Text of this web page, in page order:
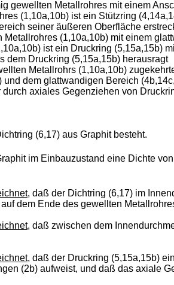
gewellten Metallrohres mit einem
(1,10a,10b) ist ein Stützring
seiner äußeren Oberfläche
(1,10a,10b) mit einem
ist ein Druckring (5,15a,15b)
dem Druckring (5,15a,15b) herausragt
Metallrohrs (1,10a,10b)
dem glattwandigen Bereich
axiales Gegenziehen von
(6,17) aus Graphit besteht.
im Einbauzustand eine Dichte
, daß der Dichtring (6,17) im
dem Ende des gewellten
, daß zwischen dem
, daß der Druckring (5,15a,15b)
(2b) aufweist, und daß das axiale